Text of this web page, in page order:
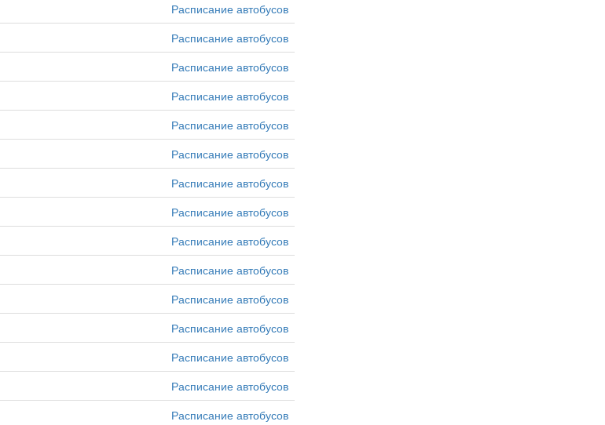
Расписание автобусов
Расписание автобусов
Расписание автобусов
Расписание автобусов
Расписание автобусов
Расписание автобусов
Расписание автобусов
Расписание автобусов
Расписание автобусов
Расписание автобусов
Расписание автобусов
Расписание автобусов
Расписание автобусов
Расписание автобусов
Расписание автобусов